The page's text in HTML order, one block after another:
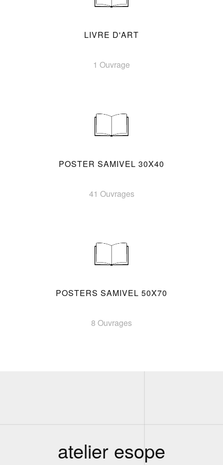
LIVRE D'ART
1 Ouvrage
POSTER SAMIVEL 30X40
41 Ouvrages
POSTERS SAMIVEL 50X70
8 Ouvrages
atelier esope